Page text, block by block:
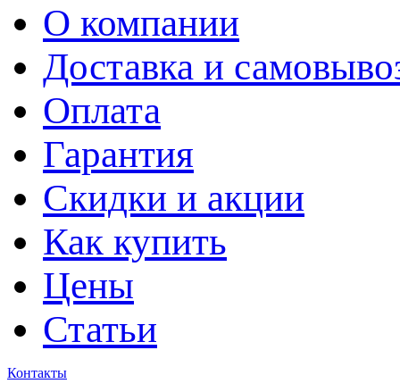
О компании
Доставка и
Оплата
Гарантия
Скидки и акции
Как купить
Цены
Статьи
Контакты